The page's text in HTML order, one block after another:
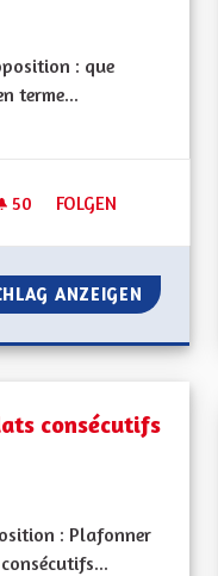
: que
terme...
50 50 FOLLOWER
FOLGEN
LE HANDICAP C’EST
ANZEIGEN LE
consécutifs
: Plafonner